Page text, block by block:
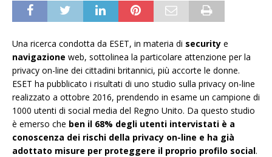
Una ricerca condotta da ESET, in materia di security e
navigazione web, sottolinea la particolare attenzione per la
privacy on-line dei cittadini britannici, più accorte le donne.
ESET ha pubblicato i risultati di uno studio sulla privacy on-line
realizzato a ottobre 2016, prendendo in esame un campione di
1000 utenti di social media del Regno Unito. Da questo studio
è emerso che ben il 68% degli utenti intervistati è a
conoscenza dei rischi della privacy on-line e ha già
adottato misure per proteggere il proprio profilo social.